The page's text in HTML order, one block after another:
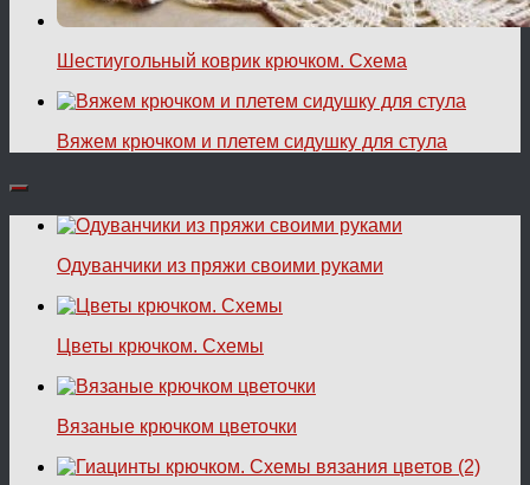
Шестиугольный коврик крючком. Схема
Вяжем крючком и плетем сидушку для стула
Одуванчики из пряжи своими руками
Цветы крючком. Схемы
Вязаные крючком цветочки